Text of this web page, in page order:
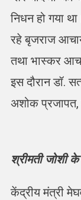
निधन हो गया
रहे बृजराज
तथा भास्कर
इस दौरान डॉ.
अशोक
श्रीमती जोशी
केंद्रीय मंत्री